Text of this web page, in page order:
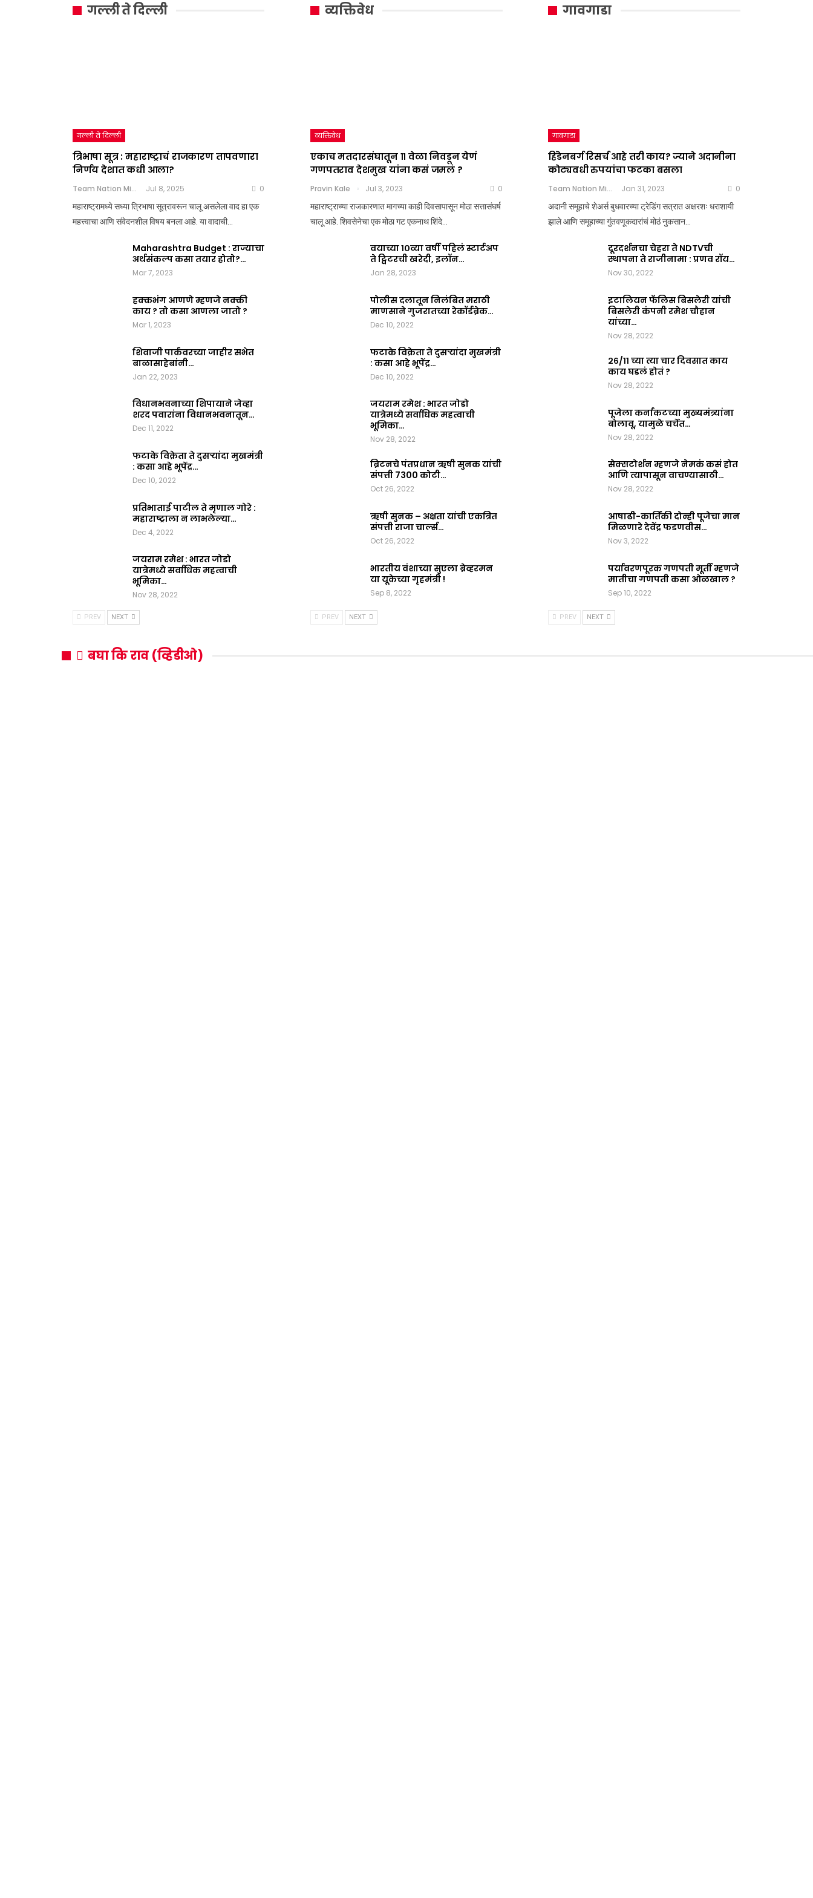
कधी
आला?
Jul
8,
0
यांना
कसं
जमलं
?
Pravin Kale
Jul
गल्ली ते दिल्ली
गल्ली ते दिल्ली
त्रिभाषा सूत्र : महाराष्ट्राचं राजकारण तापवणारा
निर्णय देशात कधी आला?
Team Nation Mic Jul 8, 2025 0
महाराष्ट्रामध्ये सध्या त्रिभाषा सूत्रावरून चालू असलेला वाद हा एक
महत्त्वाचा आणि संवेदनशील विषय बनला आहे. या वादाची…
Maharashtra Budget : राज्याचा
अर्थसंकल्प कसा तयार होतो?…
Mar 7, 2023
हक्कभंग आणणे म्हणजे नक्की
काय ? तो कसा आणला जातो ?
Mar 1, 2023
शिवाजी पार्कवरच्या जाहीर सभेत
बाळासाहेबांनी…
Jan 22, 2023
विधानभवनाच्या शिपायाने जेव्हा
शरद पवारांना विधानभवनातून…
Dec 11, 2022
फटाके विक्रेता ते दुसऱ्यांदा मुखमंत्री
: कसा आहे भूपेंद्र…
Dec 10, 2022
प्रतिभाताई पाटील ते मृणाल गोरे :
महाराष्ट्राला न लाभलेल्या…
Dec 4, 2022
जयराम रमेश : भारत जोडो
यात्रेमध्ये सर्वाधिक महत्वाची
भूमिका…
Nov 28, 2022
PREV NEXT
व्यक्तिवेध
व्यक्तिवेध
एकाच मतदारसंघातून ११ वेळा निवडून येणं
गणपतराव देशमुख यांना कसं जमलं ?
Pravin Kale Jul 3, 2023 0
महाराष्ट्राच्या राजकारणात मागच्या काही दिवसापासून मोठा सत्तासंघर्ष
चालू आहे. शिवसेनेचा एक मोठा गट एकनाथ शिंदे…
वयाच्या १०व्या वर्षी पहिलं स्टार्टअप
ते ट्विटरची खरेदी, इलॉन…
Jan 28, 2023
पोलीस दलातून निलंबित मराठी
माणसाने गुजरातच्या रेकॉर्डब्रेक…
Dec 10, 2022
फटाके विक्रेता ते दुसऱ्यांदा मुखमंत्री
: कसा आहे भूपेंद्र…
Dec 10, 2022
जयराम रमेश : भारत जोडो
यात्रेमध्ये सर्वाधिक महत्वाची
भूमिका…
Nov 28, 2022
ब्रिटनचे पंतप्रधान ऋषी सुनक यांची
संपत्ती 7300 कोटी…
Oct 26, 2022
ऋषी सुनक – अक्षता यांची एकत्रित
संपत्ती राजा चार्ल्स…
Oct 26, 2022
भारतीय वंशाच्या सुएला ब्रेव्हरमन
या यूकेच्या गृहमंत्री !
Sep 8, 2022
PREV NEXT
गावगाडा
गावगाडा
हिंडेनबर्ग रिसर्च आहे तरी काय? ज्याने अदानीना
कोट्यवधी रुपयांचा फटका बसला
Team Nation Mic Jan 31, 2023 0
अदानी समूहाचे शेअर्स बुधवारच्या ट्रेडिंग सत्रात अक्षरशः धराशायी
झाले आणि समूहाच्या गुंतवणूकदारांचं मोठं नुकसान…
दूरदर्शनचा चेहरा ते NDTVची
स्थापना ते राजीनामा : प्रणव रॉय…
Nov 30, 2022
इटालियन फॅलिस बिसलेरी यांची
बिसलेरी कंपनी रमेश चौहान
यांच्या…
Nov 28, 2022
२६/११ च्या त्या चार दिवसात काय
काय घडलं होतं ?
Nov 28, 2022
पूजेला कर्नाकटच्या मुख्यमंत्र्यांना
बोलावू, यामुळे चर्चेत…
Nov 28, 2022
सेक्सटोर्शन म्हणजे नेमकं कसं होत
आणि त्यापासून वाचण्यासाठी…
Nov 28, 2022
आषाढी-कार्तिकी दोन्ही पूजेचा मान
मिळणारे देवेंद्र फडणवीस…
Nov 3, 2022
पर्यावरणपूरक गणपती मूर्ती म्हणजे
मातीचा गणपती कसा ओळखाल ?
Sep 10, 2022
PREV NEXT
बघा कि राव (व्हिडीओ)